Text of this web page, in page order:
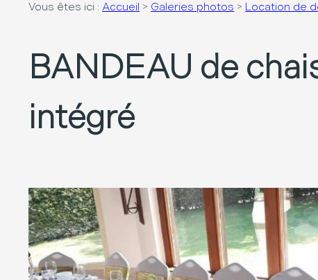
Vous êtes ici : Accueil > Galeries photos > Location de
BANDEAU de
intégré